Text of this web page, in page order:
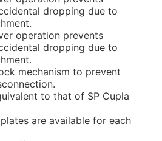
dropping due to
operation prevents
dropping due to
mechanism to prevent
to that of SP Cupla
are available for each